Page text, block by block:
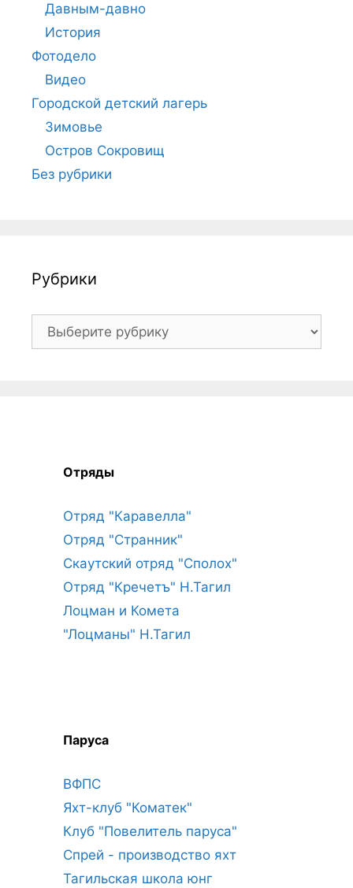
Давным-давно
История
Фотодело
Видео
Городской детский лагерь
Зимовье
Остров Сокровищ
Без рубрики
Рубрики
Рубрики
Отряды
Отряд "Каравелла"
Отряд "Странник"
Скаутский отряд "Сполох"
Отряд "Кречетъ" Н.Тагил
Лоцман и Комета
"Лоцманы" Н.Тагил
Паруса
ВФПС
Яхт-клуб "Коматек"
Клуб "Повелитель паруса"
Спрей - производство яхт
Тагильская школа юнг